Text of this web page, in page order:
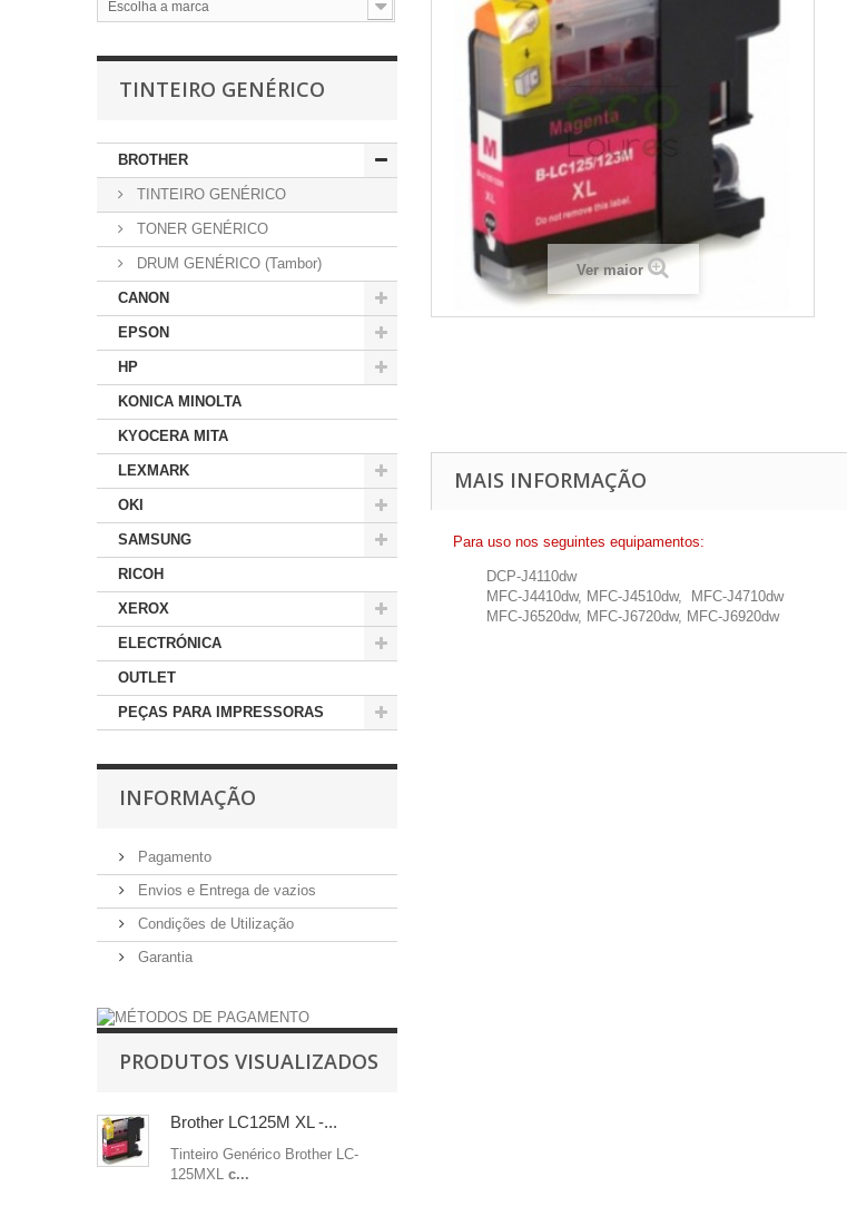
Escolha a marca
TINTEIRO GENÉRICO
BROTHER
TINTEIRO GENÉRICO
TONER GENÉRICO
DRUM GENÉRICO (Tambor)
CANON
EPSON
HP
KONICA MINOLTA
KYOCERA MITA
LEXMARK
OKI
SAMSUNG
RICOH
XEROX
ELECTRÓNICA
OUTLET
PEÇAS PARA IMPRESSORAS
INFORMAÇÃO
Pagamento
Envios e Entrega de vazios
Condições de Utilização
Garantia
PRODUTOS VISUALIZADOS
Brother LC125M XL -...
Tinteiro Genérico Brother LC-
125MXL c...
Ver maior
MAIS INFORMAÇÃO
Para uso nos seguintes equipamentos:
DCP-J4110dw
MFC-J4410dw, MFC-J4510dw, MFC-J4710dw
MFC-J6520dw, MFC-J6720dw, MFC-J6920dw